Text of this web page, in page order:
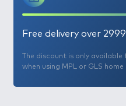
Free delivery over
The discount is only
when using MPL or GLS home